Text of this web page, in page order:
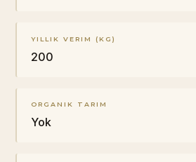
YILLIK VERIM (KG)
200
ORGANIK TARIM
Yok